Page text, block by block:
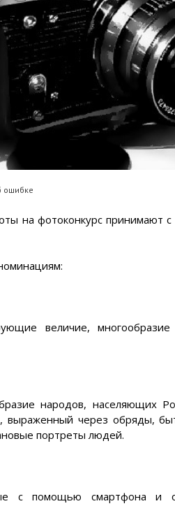
ошибке
фотоконкурс принимают с
величие,
народов, населяющих
выраженный через обряды,
портреты людей.
с помощью смартфона и